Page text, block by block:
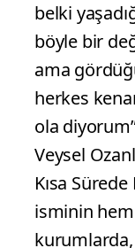
belki
böyle bir
ama
herkes
ola
Veysel
Kısa
isminin